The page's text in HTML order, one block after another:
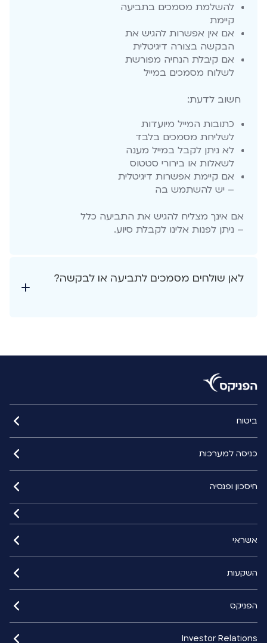
להשלמת מסמכים בתביעה
קיימת
אם אין אפשרות להגיש את
הבקשה בצורה דיגיטלית
אם קיבלת הנחיה מפורשת
לשלוח מסמכים במייל
חשוב לדעת:
כתובות המייל מיועדות
לשליחת מסמכים בלבד
לא ניתן לקבל במייל מענה
לשאלות או בירורי סטטוס
אם קיימת אפשרות דיגיטלית
– יש להשתמש בה
אם אינך מצליח להגיש את התביעה כלל
– ניתן לפנות אלינו לקבלת סיוע.
ביטוח
כניסה למערכות
חיסכון ופנסיה
אשראי
השקעות
הפניקס
Investor Relations